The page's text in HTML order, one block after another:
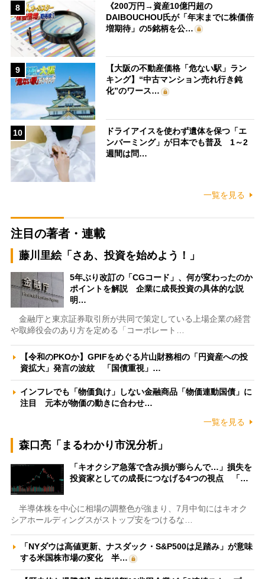
8
《200万円→資産10億円超の
DAIBOUCHOU氏が「年末までに株価倍
増期待」の5銘柄を公…
9
【大阪の不動産価格「危ない駅」ラン
キング】“中古マンション売れ行き鈍
化”のワース…
10
ドライアイスを使わず遺体を保つ「エ
ンバーミング」が日本でも普及 1～2
週間は問…
一覧を見る
注目の著者・連載
藤川里絵「さあ、投資を始めよう！」
5年ぶり改訂の「CGコード」、何が変わったのか
ポイントを解説 企業に成長投資の具体的な説
明…
金融庁と東京証券取引所が共同で策定している上場企業の経営
や取締役会のあり方を定める「コーポレート…
【令和のPKOか】GPIFをめぐる片山財務相の「円資産への投
資拡大」発言の波紋 「国債重視」…
インフレでも「物価負け」しない金融商品「物価連動国債」に
注目 元本が物価の動きに合わせ…
一覧を見る
森口亮「まるわかり市況分析」
「キオクシア急落で含み損が膨らんで…」損失を
投資家としての成長につなげる4つの視点 「…
半導体株を中心に相場の調整色が強まり、7月中旬にはキオク
シアホールディングスがストップ安をつけるな…
「NYダウは高値更新、ナスダック・S&P500は足踏み」が意味
する米国株市場の変化 半…